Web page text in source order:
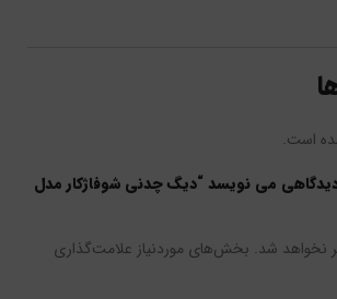
است.
می نویسد “دیگ چدنی شوفاژکار مدل
نخواهد شد. بخش‌های موردنیاز علامت‌گذاری